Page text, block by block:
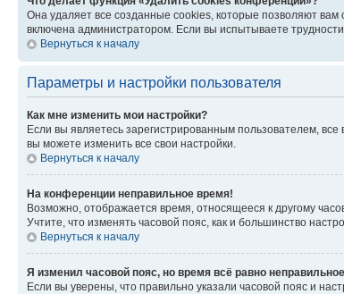
Она удаляет все созданные cookies, которые позволяют
включена администратором. Если вы испытываете
Вернуться к началу
Параметры и настройки пользователя
Как мне изменить мои настройки?
Если вы являетесь зарегистрированным пользователем,
вы можете изменить все свои настройки.
Вернуться к началу
На конференции неправильное время!
Возможно, отображается время, относящееся к другому
Учтите, что изменять часовой пояс, как и большинство
Вернуться к началу
Я изменил часовой пояс, но время всё равно
Если вы уверены, что правильно указали часовой пояс и